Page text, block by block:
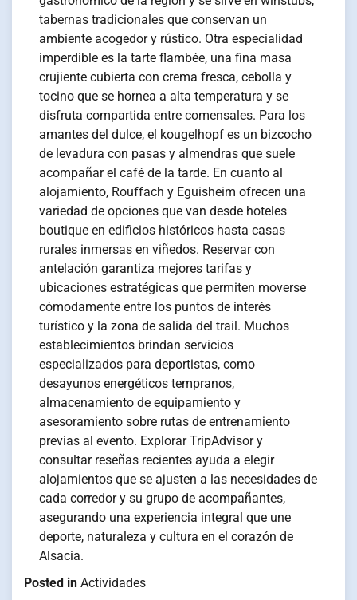
tabernas tradicionales que conservan un
ambiente acogedor y rústico. Otra especialidad
imperdible es la tarte flambée, una fina masa
crujiente cubierta con crema fresca, cebolla y
tocino que se hornea a alta temperatura y se
disfruta compartida entre comensales. Para los
amantes del dulce, el kougelhopf es un bizcocho
de levadura con pasas y almendras que suele
acompañar el café de la tarde. En cuanto al
alojamiento, Rouffach y Eguisheim ofrecen una
variedad de opciones que van desde hoteles
boutique en edificios históricos hasta casas
rurales inmersas en viñedos. Reservar con
antelación garantiza mejores tarifas y
ubicaciones estratégicas que permiten moverse
cómodamente entre los puntos de interés
turístico y la zona de salida del trail. Muchos
establecimientos brindan servicios
especializados para deportistas, como
desayunos energéticos tempranos,
almacenamiento de equipamiento y
asesoramiento sobre rutas de entrenamiento
previas al evento. Explorar TripAdvisor y
consultar reseñas recientes ayuda a elegir
alojamientos que se ajusten a las necesidades de
cada corredor y su grupo de acompañantes,
asegurando una experiencia integral que une
deporte, naturaleza y cultura en el corazón de
Alsacia.
Posted in Actividades